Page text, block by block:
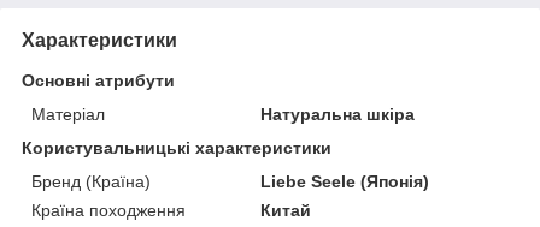
Характеристики
Основні атрибути
Матеріал
Натуральна шкіра
Користувальницькі характеристики
Бренд (Країна)
Liebe Seele (Японія)
Країна походження
Китай